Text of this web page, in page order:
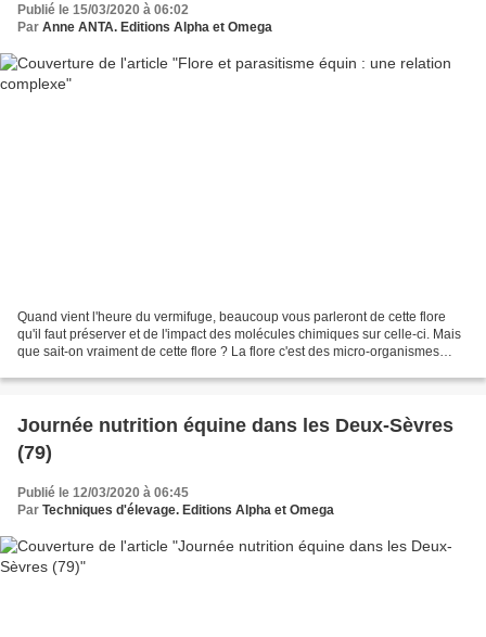
Publié le 15/03/2020 à 06:02
Par Anne ANTA. Editions Alpha et Omega
Quand vient l'heure du vermifuge, beaucoup vous parleront de cette flore
qu'il faut préserver et de l'impact des molécules chimiques sur celle-ci. Mais
que sait-on vraiment de cette flore ? La flore c'est des micro-organismes
Journée nutrition équine dans les Deux-Sèvres
(79)
Publié le 12/03/2020 à 06:45
Par Techniques d'élevage. Editions Alpha et Omega